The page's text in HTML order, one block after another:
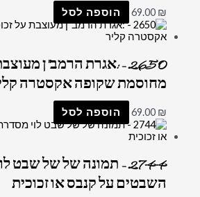
69.00 ₪ הוספה לסל
2650 – :אגרת הרמב"ן
מחוסמת שקופה אקסטרה
69.00 ₪ הוספה לסל
השבטים על קנבס או זכוכית